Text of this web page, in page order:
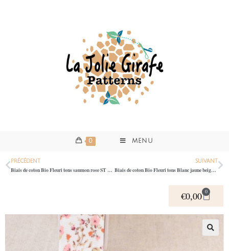
0 MENU
PRÉCÉDENT
Biais de coton Bio Fleuri tons saumon rose ST 00859
SUIVANT
Biais de coton Bio Fleuri tons Blanc jaune beige ST 00859
€0,00 0